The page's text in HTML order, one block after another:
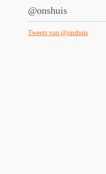
@onshuis
Tweets van @onshuis